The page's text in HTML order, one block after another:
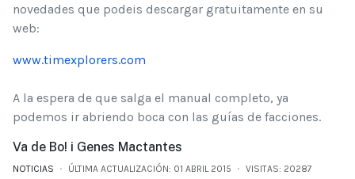
novedades que podeis descargar gratuitamente en su
web:
www.timexplorers.com
A la espera de que salga el manual completo, ya
podemos ir abriendo boca con las guías de facciones.
Va de Bo! i Genes Mactantes
NOTICIAS ÚLTIMA ACTUALIZACIÓN: 01 ABRIL 2015 VISITAS: 20287